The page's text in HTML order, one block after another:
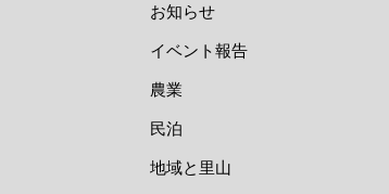
お知らせ
イベント報告
農業
民泊
地域と里山